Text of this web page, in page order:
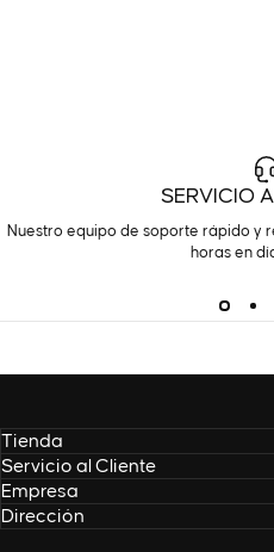
SERVICIO
Nuestro equipo de soporte rápido y
horas en
Tienda
Servicio al Cliente
Empresa
Dirección